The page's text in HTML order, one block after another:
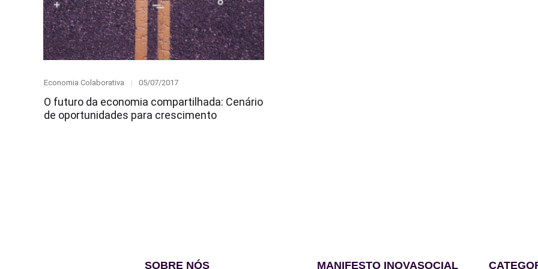
Category
Economia Colaborativa
Posted
05/07/2017
O futuro da economia compartilhada: Cenário
de oportunidades para crescimento
SOBRE NÓS MANIFESTO INOVASOCIAL